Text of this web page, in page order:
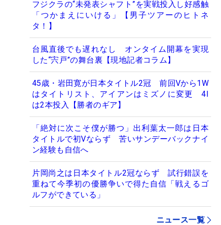
フジクラの“未発表シャフト”を実戦投入し好感触
「つかまえにいける」【男子ツアーのヒトネ
タ！】
台風直後でも遅れなし オンタイム開幕を実現
した“宍戸”の舞台裏【現地記者コラム】
45歳・岩田寛が日本タイトル2冠 前回Vから1W
はタイトリスト、アイアンはミズノに変更 4I
は2本投入【勝者のギア】
「絶対に次こそ僕が勝つ」出利葉太一郎は日本
タイトルで初Vならず 苦いサンデーバックナイ
ン経験も自信へ
片岡尚之は日本タイトル2冠ならず 試行錯誤を
重ねて今季初の優勝争いで得た自信「戦えるゴ
ルフができている」
ニュース一覧